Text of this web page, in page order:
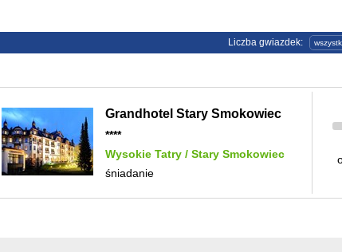
Liczba gwiazdek:
Grandhotel Stary Smokowiec
****
Wysokie Tatry / Stary Smokowiec
śniadanie